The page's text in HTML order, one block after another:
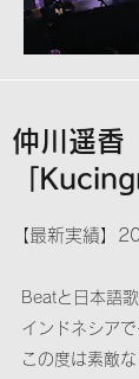
仲川遥香
「
【最新実績】
Beatと日本語
インドネシア
この度は素敵